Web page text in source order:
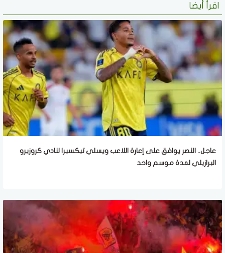
اقرأ أيضا
عاجل.. النصر يوافق على إعارة اللاعب ويسلي تيكسيرا لنادي كروزيرو
البرازيلي لمدة موسم واحد